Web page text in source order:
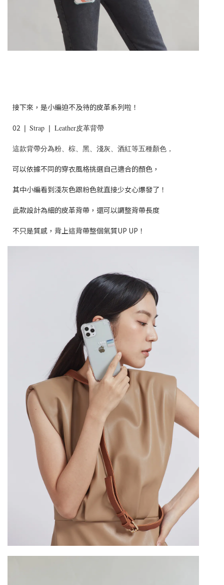
接下來，是小編迫不及待的皮革系列啦！
02 ❘ Strap ❘ Leather皮革背帶
這款背帶分為粉、棕、黑、淺灰、酒紅等五種顏色，
可以依據不同的穿衣風格挑選自己適合的顏色，
其中小編看到淺灰色跟粉色就直接少女心爆發了！
此款設計為細的皮革背帶，還可以調整背帶長度
不只是質感， 背上這背帶整個氣質UP UP！